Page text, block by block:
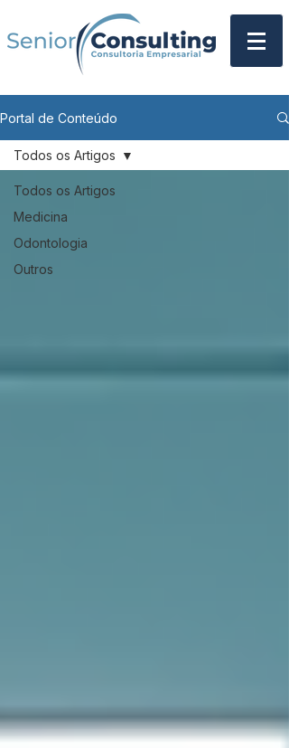
Portal de Conteúdo
Todos os Artigos
Medicina
Odontologia
Outros
Todos os Artigos